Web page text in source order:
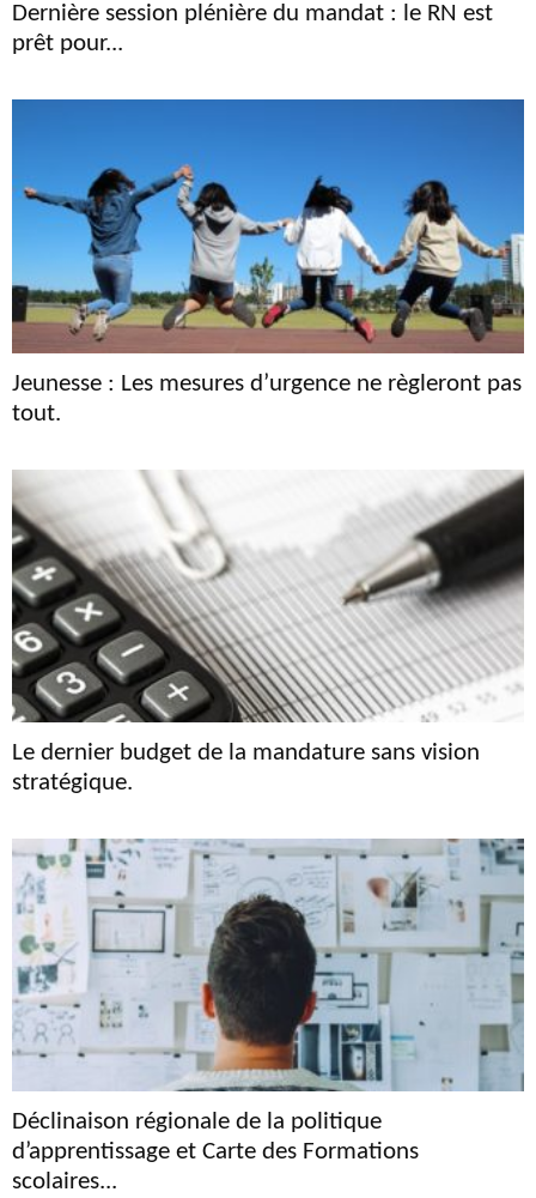
Dernière session plénière du mandat : le RN est
prêt pour...
Jeunesse : Les mesures d’urgence ne règleront pas
tout.
Le dernier budget de la mandature sans vision
stratégique.
Déclinaison régionale de la politique
d’apprentissage et Carte des Formations
scolaires...